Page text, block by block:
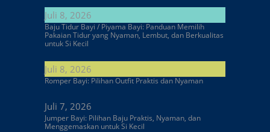
Juli 8, 2026
Baju Tidur Bayi / Piyama Bayi: Panduan Memilih
Pakaian Tidur yang Nyaman, Lembut, dan Berkualitas
untuk Si Kecil
Juli 8, 2026
Romper Bayi: Pilihan Outfit Praktis dan Nyaman
Juli 7, 2026
Jumper Bayi: Pilihan Baju Praktis, Nyaman, dan
Menggemaskan untuk Si Kecil